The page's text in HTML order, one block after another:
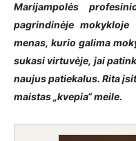
Marijampolės
pagrindinėje
menas, kurio galima
sukasi virtuvėje, jai
naujus patiekalus. Rita
maistas „kvepia“ meile.